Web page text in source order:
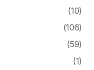
(10)
(106)
(59)
(1)